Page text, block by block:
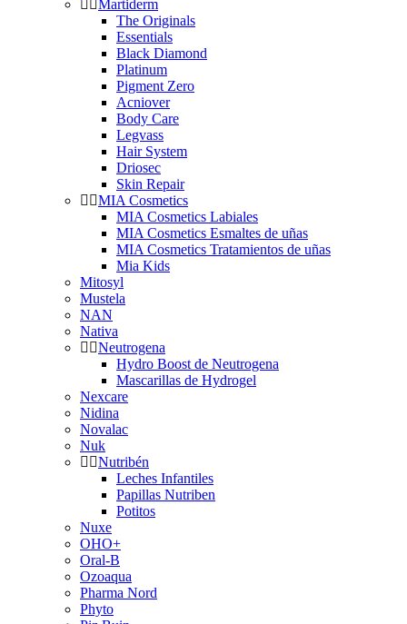
Martiderm
The Originals
Essentials
Black Diamond
Platinum
Pigment Zero
Acniover
Body Care
Legvass
Hair System
Driosec
Skin Repair
MIA Cosmetics
MIA Cosmetics Labiales
MIA Cosmetics Esmaltes de uñas
MIA Cosmetics Tratamientos de uñas
Mia Kids
Mitosyl
Mustela
NAN
Nativa
Neutrogena
Hydro Boost de Neutrogena
Mascarillas de Hydrogel
Nexcare
Nidina
Novalac
Nuk
Nutribén
Leches Infantiles
Papillas Nutriben
Potitos
Nuxe
OHO+
Oral-B
Ozoaqua
Pharma Nord
Phyto